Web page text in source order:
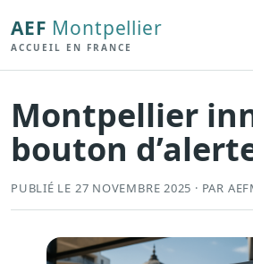
AEF Montpellier
ACCUEIL EN FRANCE
Montpellier
bouton
PUBLIÉ LE 27 NOVEMBRE 2025 · PAR